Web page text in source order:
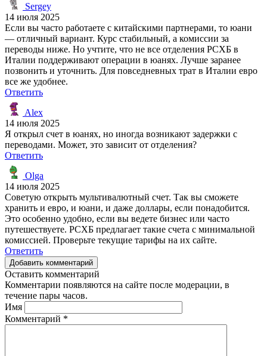
Sergey
14 июля 2025
Если вы часто работаете с китайскими партнерами, то юани
— отличный вариант. Курс стабильный, а комиссии за
переводы ниже. Но учтите, что не все отделения РСХБ в
Италии поддерживают операции в юанях. Лучше заранее
позвонить и уточнить. Для повседневных трат в Италии евро
все же удобнее.
Ответить
Alex
14 июля 2025
Я открыл счет в юанях, но иногда возникают задержки с
переводами. Может, это зависит от отделения?
Ответить
Olga
14 июля 2025
Советую открыть мультивалютный счет. Так вы сможете
хранить и евро, и юани, и даже доллары, если понадобится.
Это особенно удобно, если вы ведете бизнес или часто
путешествуете. РСХБ предлагает такие счета с минимальной
комиссией. Проверьте текущие тарифы на их сайте.
Ответить
Добавить комментарий
Оставить комментарий
Комментарии появляются на сайте после модерации, в
течение пары часов.
Имя
Комментарий *